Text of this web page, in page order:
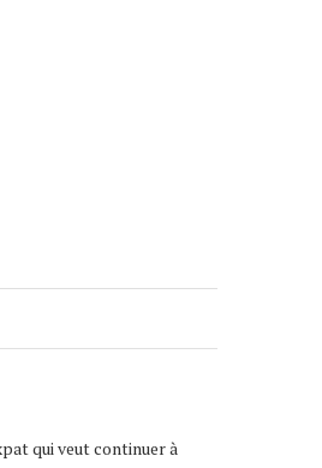
qui veut continuer à